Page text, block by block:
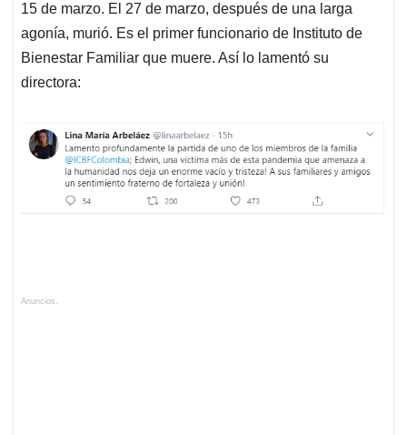
15 de marzo. El 27 de marzo, después de una larga
agonía, murió. Es el primer funcionario de Instituto de
Bienestar Familiar que muere. Así lo lamentó su
directora:
Anuncios.